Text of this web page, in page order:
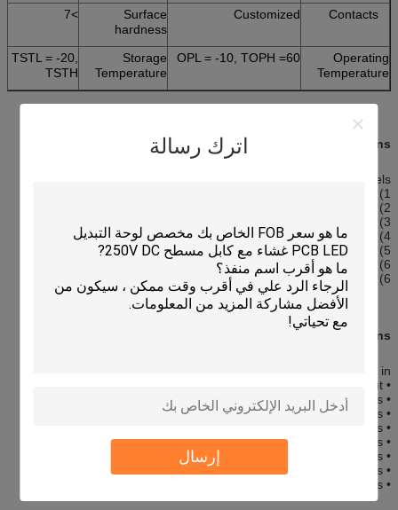
اترك رسالة
إرسال
Customized
Surface
hardness
>7
Operating
Temperature
OPL = -10, TOPH =60
Storage
Temperature
TSTL = -20,
TSTH
Descriptions
Flexible Remote Control Panels
1) Custom made OEM/ODM
2) Precise silk screen printing overlay add touch screen panel
3) Rich colors
4) High sensity & High quality
5) Environment Friendly
6) Perfect exterior
6) Raw Materials: PET film overlay+ touch panel
Applications:
Our membrane switches are widely used in :
• Medical Equipment
• Telecommunications apparatus
• Telephone systems
• Household appliances
• Security systems
• Point of sale apparatus
• Industrial controls
• Toys